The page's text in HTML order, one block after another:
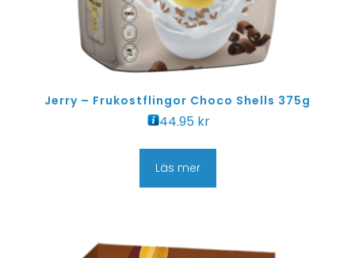
Jerry – Frukostflingor Choco Shells 375g
44.95 kr
Läs mer